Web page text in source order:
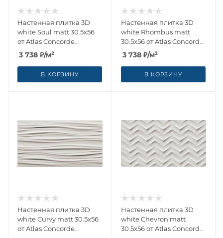
Настенная плитка 3D
white Soul matt 30.5x56
от Atlas Concorde
(Россия)
3 738 ₽/м²
В КОРЗИНУ
Настенная плитка 3D
white Rhombus matt
30.5x56 от Atlas Concorde
(Россия)
3 738 ₽/м²
В КОРЗИНУ
Настенная плитка 3D
white Curvy matt 30.5x56
от Atlas Concorde
Настенная плитка 3D
white Chevron matt
30.5x56 от Atlas Concorde